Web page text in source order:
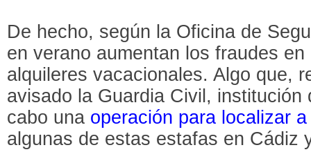
De hecho, según la Oficina de
en verano aumentan los fraudes
alquileres vacacionales. Algo que,
avisado la Guardia Civil, institución
cabo una operación para localizar
algunas de estas estafas en Cádiz